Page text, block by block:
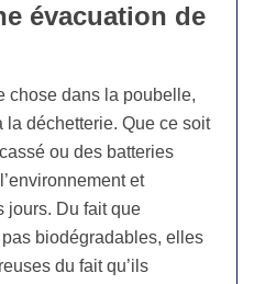
évacuation de
chose dans la poubelle,
la déchetterie. Que ce soit
ou des batteries
et
jours. Du fait que
biodégradables, elles
du fait qu’ils